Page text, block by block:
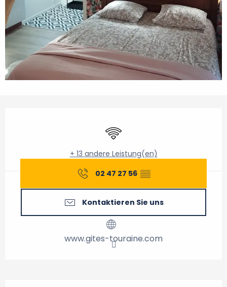
Wi-Fi
+ 13 andere Leistung(en)
02 47 27 56 ▒▒
Kontaktieren Sie uns
www.gites-touraine.com